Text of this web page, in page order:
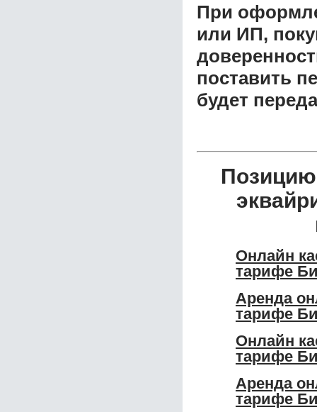
При
или ИП,
поставить
будет
Позицию
Онлайн
тарифе
Аренда
тарифе
Онлайн
тарифе
Аренда
тарифе